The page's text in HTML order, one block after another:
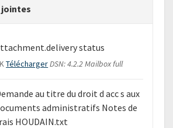
jointes
status
TéléchargerDSN: 4.2.2 Mailbox full
au titre du droit d acc s aux
administratifs Notes de
HOUDAIN.txt